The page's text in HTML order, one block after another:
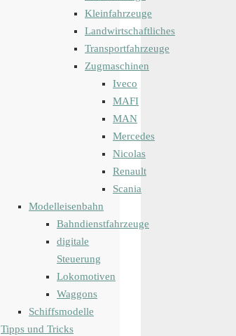
Kleinfahrzeuge
Landwirtschaftliches
Transportfahrzeuge
Zugmaschinen
Iveco
MAFI
MAN
Mercedes
Nicolas
Renault
Scania
Modelleisenbahn
Bahndienstfahrzeuge
digitale
Steuerung
Lokomotiven
Waggons
Schiffsmodelle
Tipps und Tricks